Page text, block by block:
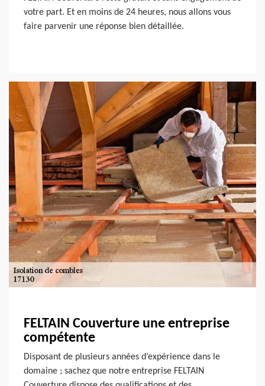
votre part. Et en moins de 24 heures, nous allons vous
faire parvenir une réponse bien détaillée.
FELTAIN Couverture une entreprise
compétente
Disposant de plusieurs années d’expérience dans le
domaine ; sachez que notre entreprise FELTAIN